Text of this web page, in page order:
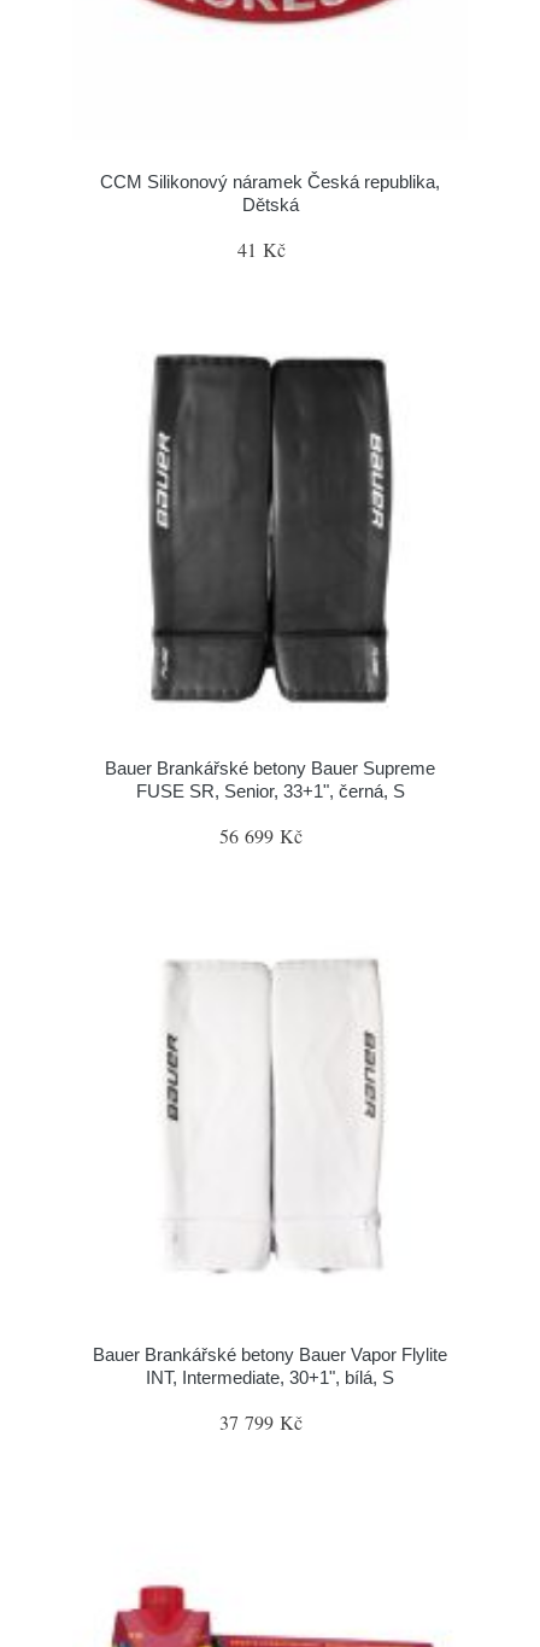
CCM Silikonový náramek Česká republika,
Dětská
41 Kč
Bauer Brankářské betony Bauer Supreme
FUSE SR, Senior, 33+1", černá, S
56 699 Kč
Bauer Brankářské betony Bauer Vapor Flylite
INT, Intermediate, 30+1", bílá, S
37 799 Kč